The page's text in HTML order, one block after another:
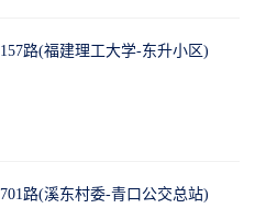
157路(福建理工大学-东升小区)
701路(溪东村委-青口公交总站)